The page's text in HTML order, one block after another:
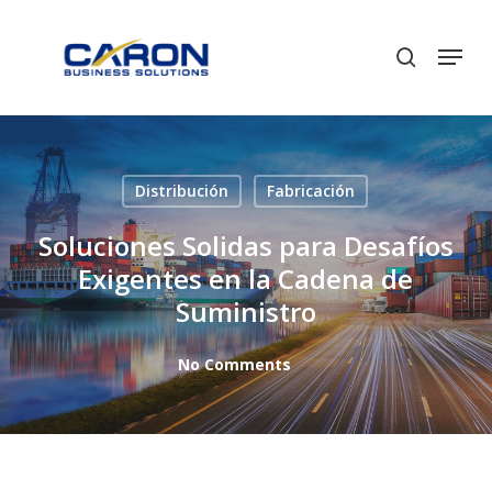
search
Menu
Distribución Fabricación
Soluciones Solidas para Desafíos
Exigentes en la Cadena de
Suministro
No Comments
Close